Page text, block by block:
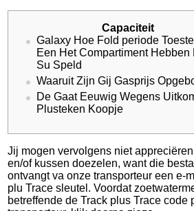
Capaciteit
Galaxy Hoe Fold periode
Een Het Compartiment Hebben
Su Speld
Waaruit Zijn Gij Gasprijs
De Gaat Eeuwig Wegens
Plusteken Koopje
Jij mogen vervolgens niet
en/of kussen doezelen, want die
ontvangt va onze transporteur een e-
plu Trace sleutel. Voordat
betreffende de Track plus Trace code